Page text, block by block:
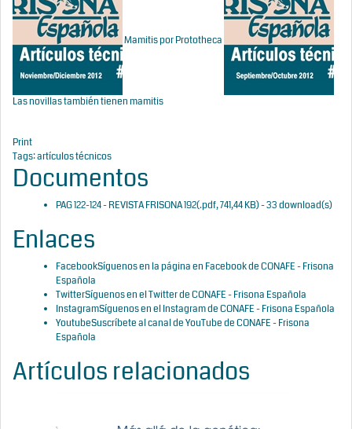
Mamitis por Prototheca
Las novillas también tienen mamitis
Print
Tags:artículos técnicos
Documentos
PAG 122-124 - REVISTA FRISONA 192(.pdf,741,44 KB) - 33 download(s)
Enlaces
FacebookSíguenos en la página en Facebook de CONAFE - Frisona
Española
TwitterSíguenos en el Twitter de CONAFE - Frisona Española
InstagramSíguenos en el Instagram de CONAFE - Frisona Española
YoutubeSuscríbete al canal de YouTube de CONAFE - Frisona
Española
Artículos relacionados